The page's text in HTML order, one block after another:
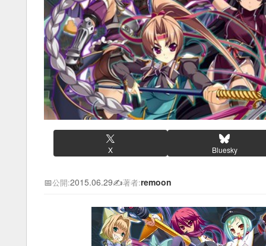
X Bluesky
📅公開:2015.06.29✍️著者:remoon